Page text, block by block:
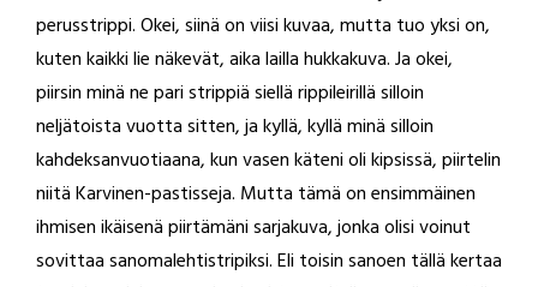
perusstrippi. Okei, siinä on viisi kuvaa, mutta tuo yksi on,
kuten kaikki lie näkevät, aika lailla hukkakuva. Ja okei,
piirsin minä ne pari strippiä siellä rippileirillä silloin
neljätoista vuotta sitten, ja kyllä, kyllä minä silloin
kahdeksanvuotiaana, kun vasen käteni oli kipsissä, piirtelin
niitä Karvinen-pastisseja. Mutta tämä on ensimmäinen
ihmisen ikäisenä piirtämäni sarjakuva, jonka olisi voinut
sovittaa sanomalehtistripiksi. Eli toisin sanoen tällä kertaa